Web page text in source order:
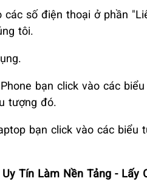
các số điện thoại ở phần
tôi.
bạn click vào các
tượng đó.
bạn click vào các
Uy Tín Làm Nền Tảng -